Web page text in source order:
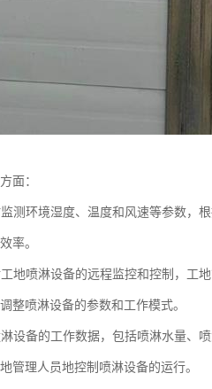
面：
测环境湿度、温度和风速等参数，
率。
地喷淋设备的远程监控和控制，工
整喷淋设备的参数和工作模式。
设备的工作数据，包括喷淋水量、
管理人员地控制喷淋设备的运行。